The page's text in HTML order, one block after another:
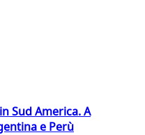
Sud America. A
e Perù